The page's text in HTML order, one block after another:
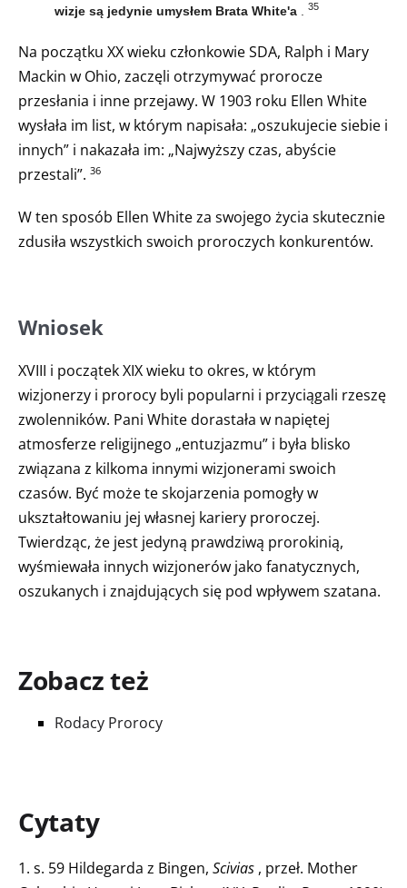
wizje są jedynie umysłem Brata White'a
35
Na początku XX wieku członkowie SDA, Ralph i Mary
Mackin w Ohio, zaczęli otrzymywać prorocze
przesłania i inne przejawy. W 1903 roku Ellen White
wysłała im list, w którym napisała: „oszukujecie siebie i
innych” i nakazała im: „Najwyższy czas, abyście
przestali”. 36
W ten sposób Ellen White za swojego życia skutecznie
zdusiła wszystkich swoich proroczych konkurentów.
Wniosek
XVIII i początek XIX wieku to okres, w którym
wizjonerzy i prorocy byli popularni i przyciągali rzeszę
zwolenników. Pani White dorastała w napiętej
atmosferze religijnego „entuzjazmu” i była blisko
związana z kilkoma innymi wizjonerami swoich
czasów. Być może te skojarzenia pomogły w
ukształtowaniu jej własnej kariery proroczej.
Twierdząc, że jest jedyną prawdziwą prorokinią,
wyśmiewała innych wizjonerów jako fanatycznych,
oszukanych i znajdujących się pod wpływem szatana.
Zobacz też
Rodacy Prorocy
Cytaty
1. s. 59 Hildegarda z Bingen, Scivias , przeł. Mother